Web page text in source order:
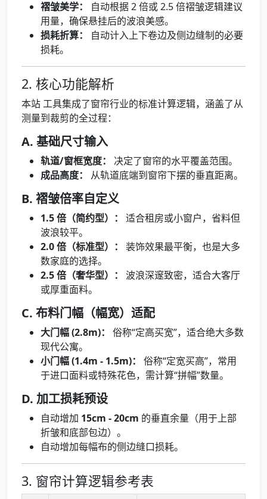
褶皱美学：
自动根据 2 倍或 2.5 倍褶皱逻辑建议
用量，确保悬挂后的波浪美感。
损耗折算：
自动计入上下卷边及侧边缝制的必要
损耗。
2. 核心功能解析
本站 工具集成了窗帘行业的标准计算逻辑，涵盖了从
测量到裁剪的全过程：
A. 基础尺寸输入
轨道/窗框宽度：
决定了窗帘的水平覆盖范围。
成品高度：
从轨道底端到窗帘下摆的垂直距离。
B. 褶皱倍率自定义
1.5 倍（简约型）：
适合租房或小窗户，省料但
波浪较平。
2.0 倍（标准型）：
装饰效果最平衡，也是大多
数家庭的选择。
2.5 倍（奢华型）：
波浪深邃致密，适合大客厅
或厚重面料。
C. 布料门幅（幅宽）适配
大门幅 (2.8m)：
俗称“定高买宽”，适合绝大多数
现代公寓。
小门幅 (1.4m - 1.5m)：
俗称“定宽买高”，常用
于进口面料或特殊花色，需计算“拼幅”数量。
D. 加工损耗预设
自动增加 15cm - 20cm 的垂直余量（用于上部
折皱和底部包边）。
自动增加每幅布的侧边缝口损耗。
3. 窗帘计算逻辑参考表